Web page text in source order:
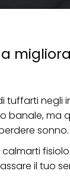
tuffarti negli
banale,
sonno.
il tuo